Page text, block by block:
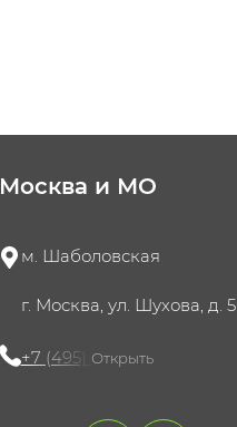
Москва и МО
м. Шаболовская
г. Москва, ул. Шухова, д. 5
+7 (495) 721-60-15
Открыть